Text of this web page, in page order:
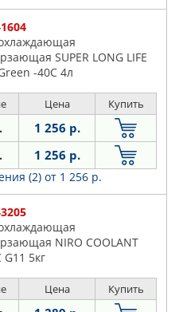
SUPER LONG LIFE
-40C 4л
Цена Купить
1 256 р.
1 256 р.
(2) от 1 256 р.
NIRO COOLANT
5кг
Цена Купить